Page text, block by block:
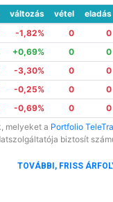
változás vétel eladás
-1,82% 0 0
+0,69% 0 0
-3,30% 0 0
-0,25% 0 0
-0,69% 0 0
melyeket a Portfolio
biztosít
TOVÁBBI, FRISS